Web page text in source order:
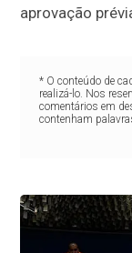
aprovação
* O conteúdo de
realizá-lo. Nos
comentários em
contenham